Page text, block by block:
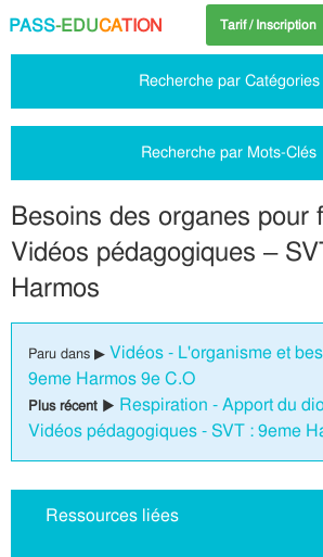
PASS-EDUCATION Tarif / Inscription
Recherche par Catégories
Recherche par Mots-Clés
Besoins des organes pour
Vidéos pédagogiques –
Harmos
Paru dans ▶ Vidéos - L'organisme et
9eme Harmos 9e C.O
Plus récent ▶ Respiration - Apport du
Vidéos pédagogiques - SVT : 9eme
Ressources liées